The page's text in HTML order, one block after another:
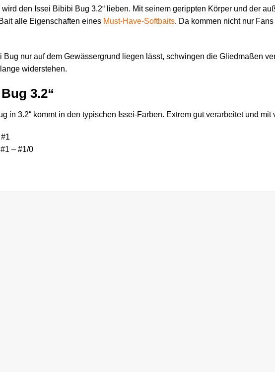
den Issei Bibibi Bug 3.2“ lieben. Mit seinem gerippten Körper und der
alle Eigenschaften eines Must-Have-Softbaits. Da kommen nicht nur
nur auf dem Gewässergrund liegen lässt, schwingen die Gliedmaßen
widerstehen.
3.2“
in 3.2“ kommt in den typischen Issei-Farben. Extrem gut verarbeitet und mit
– #1/0